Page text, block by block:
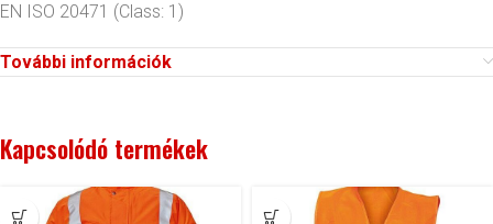
EN ISO 20471 (Class: 1)
További információk
Kapcsolódó termékek